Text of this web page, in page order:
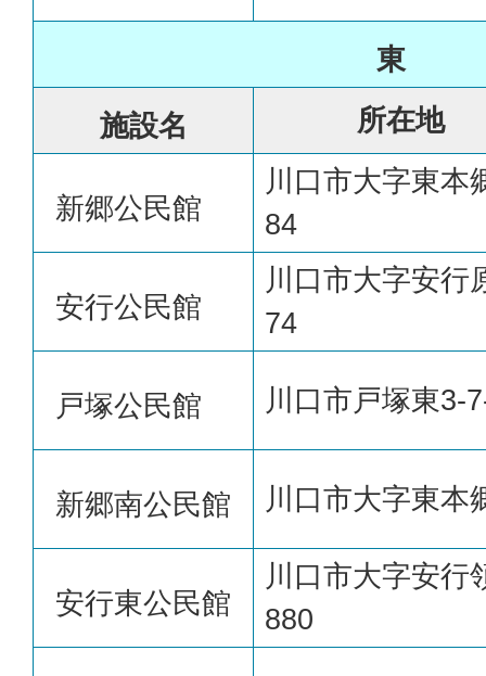
東
施設名
所在地
新郷公民館
川口市大字東本
84
安行公民館
川口市大字安行
74
戸塚公民館 川口市戸塚東3-
新郷南公民館 川口市大字東本
安行東公民館
川口市大字安行
880